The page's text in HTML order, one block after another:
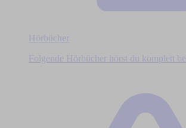
Hörbücher
Folgende Hörbücher hörst du komplett